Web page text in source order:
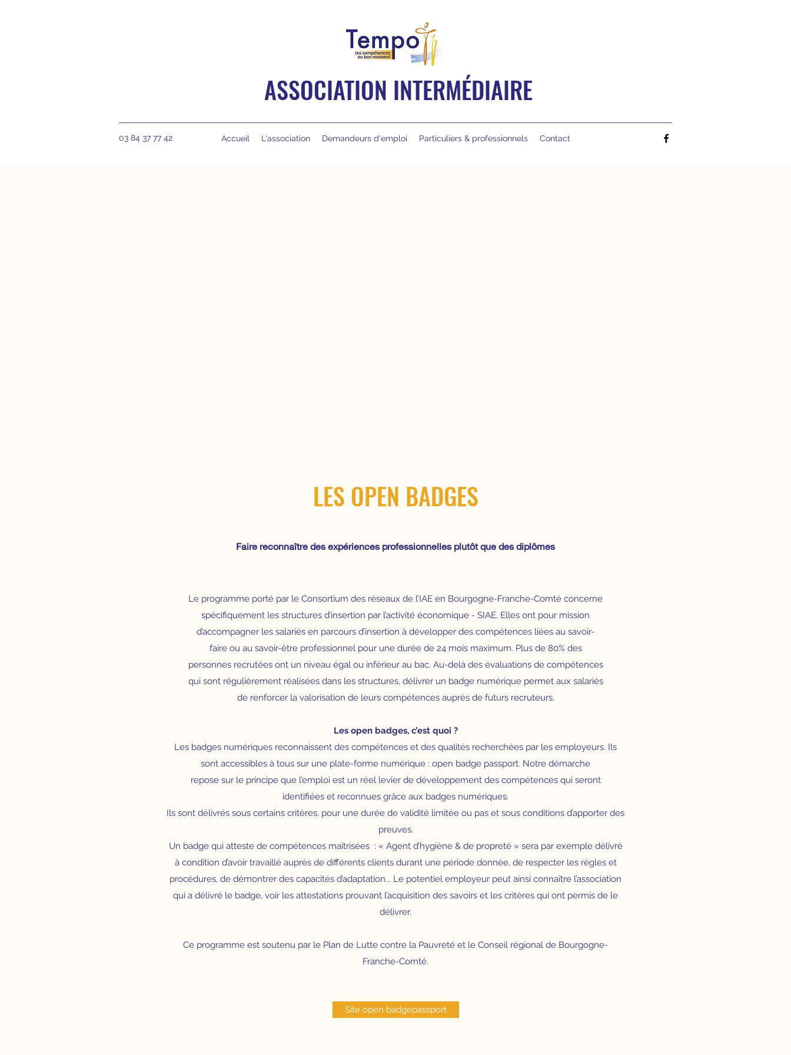
ASSOCIATION INTERMÉDIAIRE
03 84 37 77 42 Accueil L'association Demandeurs d'emploi Particuliers & professionnels Contact
LES OPEN BADGES
Faire reconnaître des expériences professionnelles plutôt que des diplômes
Le programme porté par le Consortium des réseaux de l’IAE en Bourgogne-Franche-Comté concerne
spécifiquement les structures d’insertion par l’activité économique - SIAE. Elles ont pour mission
d’accompagner les salariés en parcours d’insertion à développer des compétences liées au savoir-
faire ou au savoir-être professionnel pour une durée de 24 mois maximum. Plus de 80% des
personnes recrutées ont un niveau égal ou inférieur au bac. Au-delà des évaluations de compétences
qui sont régulièrement réalisées dans les structures, délivrer un badge numérique permet aux salariés
de renforcer la valorisation de leurs compétences auprès de futurs recruteurs.
Les open badges, c’est quoi ?
Les badges numériques reconnaissent des compétences et des qualités recherchées par les employeurs. Ils
sont accessibles à tous sur une plate-forme numérique : open badge passport. Notre démarche
repose sur le principe que l’emploi est un réel levier de développement des compétences qui seront
identifiées et reconnues grâce aux badges numériques.
Ils sont délivrés sous certains critères, pour une durée de validité limitée ou pas et sous conditions d’apporter des
preuves.
Un badge qui atteste de compétences maîtrisées : « Agent d’hygiène & de propreté » sera par exemple délivré
à condition d’avoir travaillé auprès de différents clients durant une période donnée, de respecter les règles et
procédures, de démontrer des capacités d’adaptation... Le potentiel employeur peut ainsi connaître l’association
qui a délivré le badge, voir les attestations prouvant l’acquisition des savoirs et les critères qui ont permis de le
délivrer.
Ce programme est soutenu par le Plan de Lutte contre la Pauvreté et le Conseil régional de Bourgogne-
Franche-Comté.
Site open badgepassport